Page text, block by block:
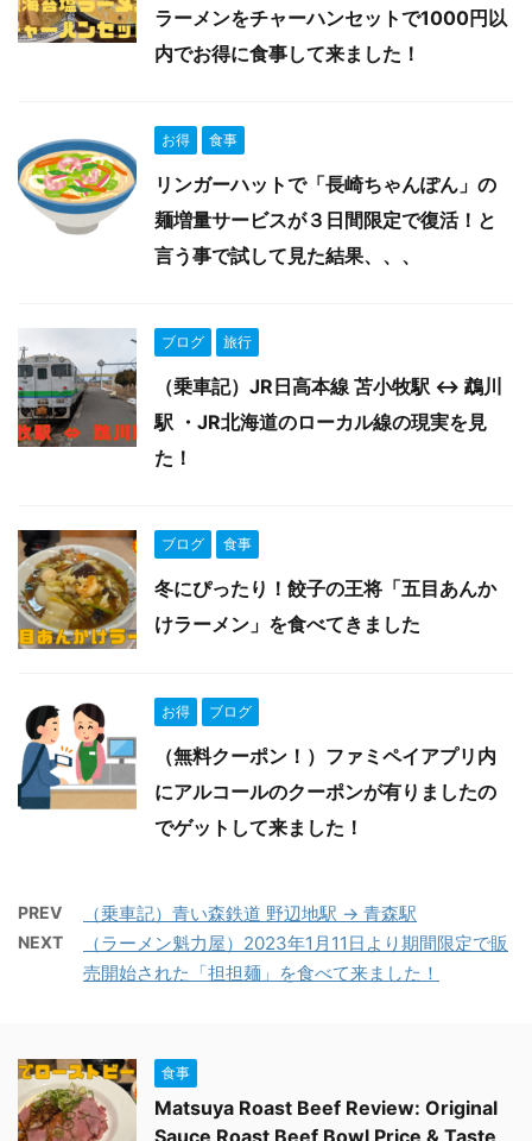
ラーメンをチャーハンセットで1000円以
内でお得に食事して来ました！
お得 食事
リンガーハットで「長崎ちゃんぽん」の
麺増量サービスが３日間限定で復活！と
言う事で試して見た結果、、、
ブログ 旅行
（乗車記）JR日高本線 苫小牧駅 ↔︎ 鵡川
駅 ・JR北海道のローカル線の現実を見
た！
ブログ 食事
冬にぴったり！餃子の王将「五目あんか
けラーメン」を食べてきました
お得 ブログ
（無料クーポン！）ファミペイアプリ内
にアルコールのクーポンが有りましたの
でゲットして来ました！
PREV （乗車記）青い森鉄道 野辺地駅 → 青森駅
NEXT
（ラーメン魁力屋）2023年1月11日より期間限定で販
売開始された「担担麺」を食べて来ました！
食事
Matsuya Roast Beef Review: Original
Sauce Roast Beef Bowl Price & Taste